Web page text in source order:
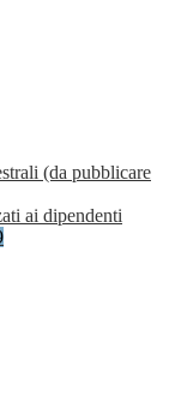
(da pubblicare
ai dipendenti